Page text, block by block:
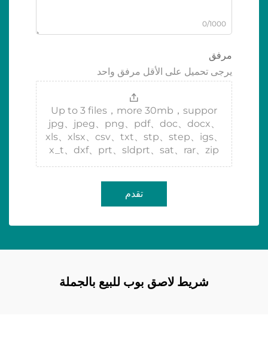
0/1000
مرفق
يرجى تحميل على الأقل مرفق واحد
Up to 3 files，more 30mb，suppor
jpg、jpeg、png、pdf、doc、docx、
xls、xlsx、csv、txt、stp、step、igs、
x_t、dxf、prt、sldprt、sat、rar、zip
تقدم
شريط لاصق بوب للبيع بالجملة